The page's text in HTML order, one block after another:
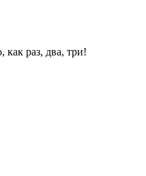
как раз, два, три!